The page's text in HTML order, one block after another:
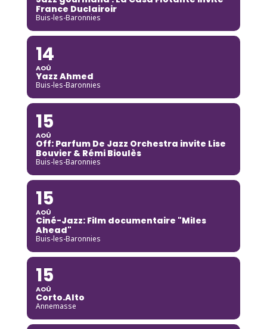
France Duclairoir
Buis-les-Baronnies
14
AOÛ
Yazz Ahmed
Buis-les-Baronnies
15
AOÛ
Off: Parfum De Jazz Orchestra invite Lise
Bouvier & Rémi Bioulès
Buis-les-Baronnies
15
AOÛ
Ciné-Jazz: Film documentaire "Miles
Ahead"
Buis-les-Baronnies
15
AOÛ
Corto.Alto
Annemasse